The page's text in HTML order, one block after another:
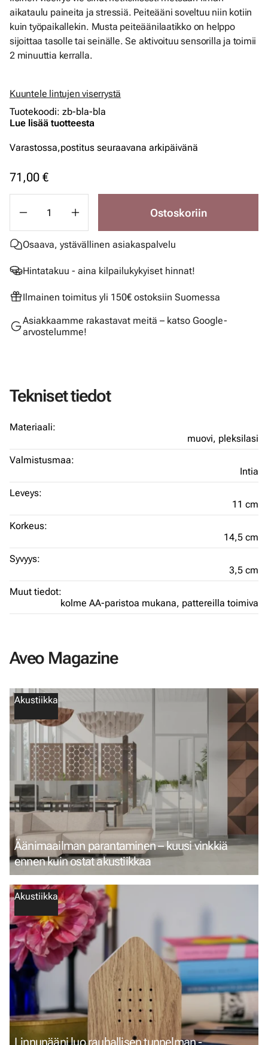
aikataulu paineita ja stressiä. Peiteääni soveltuu niin kotiin
kuin työpaikallekin. Musta peiteäänilaatikko on helppo
sijoittaa tasolle tai seinälle. Se aktivoituu sensorilla ja toimii
2 minuuttia kerralla.
Kuuntele lintujen viserrystä
Tuotekoodi: zb-bla-bla
Lue lisää tuotteesta
Varastossa,postitus seuraavana arkipäivänä
71,00 €
Ostoskoriin
Osaava, ystävällinen asiakaspalvelu
Hintatakuu - aina kilpailukykyiset hinnat!
Ilmainen toimitus yli 150€ ostoksiin Suomessa
Asiakkaamme rakastavat meitä – katso Google-
arvostelumme!
Tekniset tiedot
Materiaali:
muovi, pleksilasi
Valmistusmaa:
Intia
Leveys:
11 cm
Korkeus:
14,5 cm
Syvyys:
3,5 cm
Muut tiedot:
kolme AA-paristoa mukana, pattereilla toimiva
Aveo Magazine
Akustiikka
Äänimaailman parantaminen – kuusi vinkkiä
ennen kuin ostat akustiikkaa
Akustiikka
Linnunääni luo rauhallisen tunnelman -